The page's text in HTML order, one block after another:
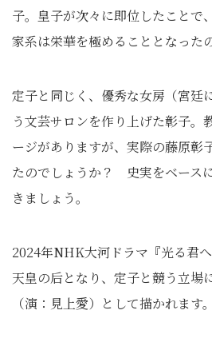
子。皇子が次々に即位したことで
家系は栄華を極めることとなったの
定子と同じく、優秀な女房（宮廷
う文芸サロンを作り上げた彰子。
ージがありますが、実際の藤原彰
たのでしょうか？ 史実をベース
きましょう。
2024年NHK大河ドラマ『光る君
天皇の后となり、定子と競う立場
（演：見上愛）として描かれます。